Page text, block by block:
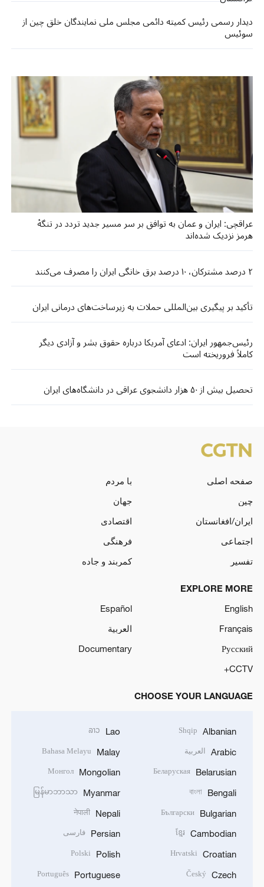
دیدار رسمی رئیس کمیته دائمی مجلس ملی نمایندگان خلق چین از
سوئیس
عراقچی: ایران و عمان به توافق بر سر مسیر جدید تردد در تنگۀ
هرمز نزدیک شده‌اند
۲ درصد مشترکان، ۱۰ درصد برق خانگی ایران را مصرف می‌کنند
تأکید بر پیگیری بین‌المللی حملات به زیرساخت‌های درمانی ایران
رئیس‌جمهور ایران: ادعای آمریکا درباره حقوق بشر و آزادی دیگر
کاملاً فروریخته است
تحصیل بیش از ۵۰ هزار دانشجوی عراقی در دانشگاه‌های ایران
صفحه اصلی
با مردم
چین
جهان
ایران/افغانستان
اقتصادی
اجتماعی
فرهنگی
تفسیر
کمربند و جاده
EXPLORE MORE
English
Español
Français
العربية
Русский
Documentary
CCTV+
CHOOSE YOUR LANGUAGE
Albanian
Shqip
Arabic العربية
Belarusian
Беларуская
Bengali
বাংলা
Bulgarian
Български
Cambodian
ខ្មែរ
Croatian
Hrvatski
Czech
Český
Lao
ລາວ
Malay
Bahasa Melayu
Mongolian
Монгол
Myanmar
မြန်မာဘာသာ
Nepali
नेपाली
Persian فارسی
Polish
Polski
Portuguese
Português